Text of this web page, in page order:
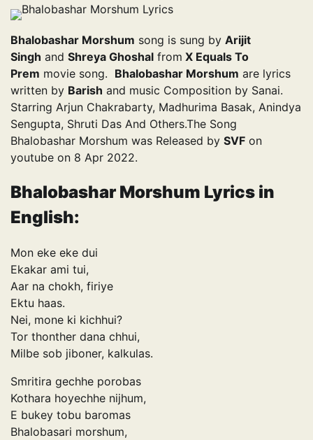
Bhalobashar Morshum song is sung by Arijit
Singh and Shreya Ghoshal from X Equals To
Prem movie song. Bhalobashar Morshum are lyrics
written by Barish and music Composition by Sanai.
Starring Arjun Chakrabarty, Madhurima Basak, Anindya
Sengupta, Shruti Das And Others.The Song
Bhalobashar Morshum was Released by SVF on
youtube on 8 Apr 2022.
Bhalobashar Morshum Lyrics in
English:
Mon eke eke dui
Ekakar ami tui,
Aar na chokh, firiye
Ektu haas.
Nei, mone ki kichhui?
Tor thonther dana chhui,
Milbe sob jiboner, kalkulas.
Smritira gechhe porobas
Kothara hoyechhe nijhum,
E bukey tobu baromas
Bhalobasari morshum,